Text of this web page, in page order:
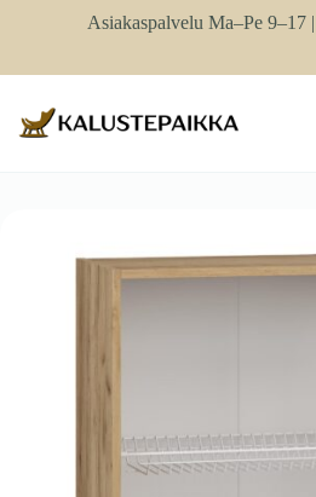
Asiakaspalvelu Ma–Pe 9–17 |